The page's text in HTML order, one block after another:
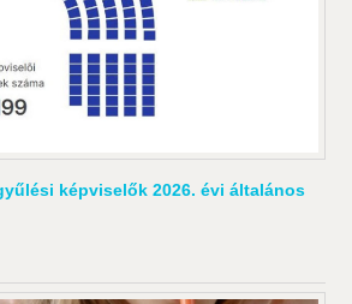
képviselők 2026. évi általános